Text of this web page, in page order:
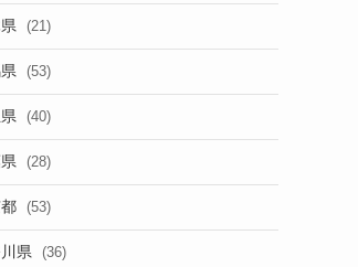
(21)
(53)
(40)
(28)
(53)
県 (36)